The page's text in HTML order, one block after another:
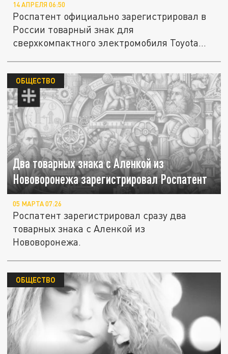
14 АПРЕЛЯ 06:50
Роспатент официально зарегистрировал в
России товарный знак для
сверхкомпактного электромобиля Toyota
Два товарных знака с Аленкой из
Нововоронежа зарегистрировал Роспатент
ОБЩЕСТВО
05 МАРТА 07:26
Роспатент зарегистрировал сразу два
товарных знака с Аленкой из
Нововоронежа.
ОБЩЕСТВО